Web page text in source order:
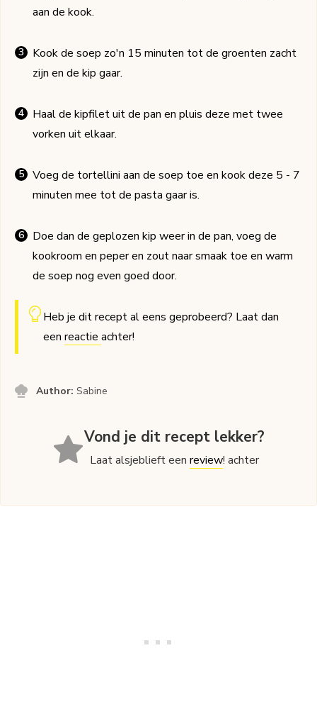
aan de kook.
Kook de soep zo'n 15 minuten tot de groenten zacht
zijn en de kip gaar.
Haal de kipfilet uit de pan en pluis deze met twee
vorken uit elkaar.
Voeg de tortellini aan de soep toe en kook deze 5 - 7
minuten mee tot de pasta gaar is.
Doe dan de geplozen kip weer in de pan, voeg de
kookroom en peper en zout naar smaak toe en warm
de soep nog even goed door.
Heb je dit recept al eens geprobeerd? Laat dan
een reactie achter!
Author:Sabine
Vond je dit recept lekker?
Laat alsjeblieft eenreview! achter